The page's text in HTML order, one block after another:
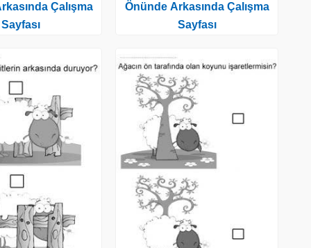
Çalışma
Sayfası
Önünde Arkasında Çalışma
Sayfası